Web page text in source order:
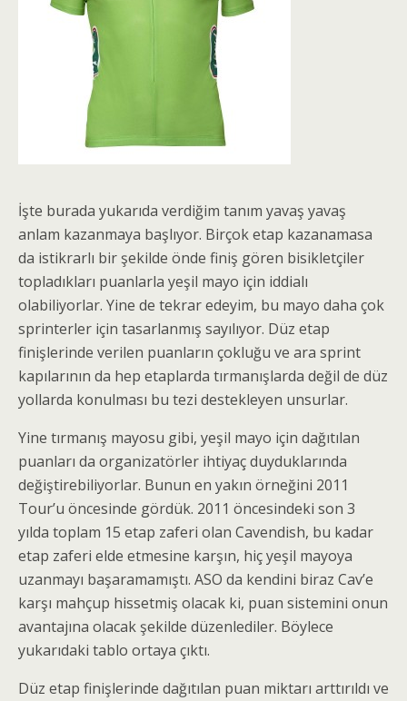
İşte burada yukarıda verdiğim tanım yavaş yavaş
anlam kazanmaya başlıyor. Birçok etap kazanamasa
da istikrarlı bir şekilde önde finiş gören bisikletçiler
topladıkları puanlarla yeşil mayo için iddialı
olabiliyorlar. Yine de tekrar edeyim, bu mayo daha çok
sprinterler için tasarlanmış sayılıyor. Düz etap
finişlerinde verilen puanların çokluğu ve ara sprint
kapılarının da hep etaplarda tırmanışlarda değil de düz
yollarda konulması bu tezi destekleyen unsurlar.
Yine tırmanış mayosu gibi, yeşil mayo için dağıtılan
puanları da organizatörler ihtiyaç duyduklarında
değiştirebiliyorlar. Bunun en yakın örneğini 2011
Tour’u öncesinde gördük. 2011 öncesindeki son 3
yılda toplam 15 etap zaferi olan Cavendish, bu kadar
etap zaferi elde etmesine karşın, hiç yeşil mayoya
uzanmayı başaramamıştı. ASO da kendini biraz Cav’e
karşı mahçup hissetmiş olacak ki, puan sistemini onun
avantajına olacak şekilde düzenlediler. Böylece
yukarıdaki tablo ortaya çıktı.
Düz etap finişlerinde dağıtılan puan miktarı arttırıldı ve